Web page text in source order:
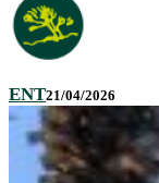
ENT21/04/2026